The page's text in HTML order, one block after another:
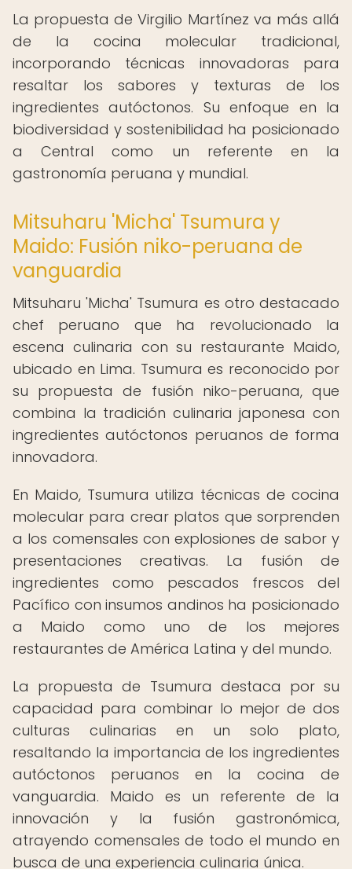
La propuesta de Virgilio Martínez va más allá
de la cocina molecular tradicional,
incorporando técnicas innovadoras para
resaltar los sabores y texturas de los
ingredientes autóctonos. Su enfoque en la
biodiversidad y sostenibilidad ha posicionado
a Central como un referente en la
gastronomía peruana y mundial.
Mitsuharu 'Micha' Tsumura y
Maido: Fusión niko-peruana de
vanguardia
Mitsuharu 'Micha' Tsumura es otro destacado
chef peruano que ha revolucionado la
escena culinaria con su restaurante Maido,
ubicado en Lima. Tsumura es reconocido por
su propuesta de fusión niko-peruana, que
combina la tradición culinaria japonesa con
ingredientes autóctonos peruanos de forma
innovadora.
En Maido, Tsumura utiliza técnicas de cocina
molecular para crear platos que sorprenden
a los comensales con explosiones de sabor y
presentaciones creativas. La fusión de
ingredientes como pescados frescos del
Pacífico con insumos andinos ha posicionado
a Maido como uno de los mejores
restaurantes de América Latina y del mundo.
La propuesta de Tsumura destaca por su
capacidad para combinar lo mejor de dos
culturas culinarias en un solo plato,
resaltando la importancia de los ingredientes
autóctonos peruanos en la cocina de
vanguardia. Maido es un referente de la
innovación y la fusión gastronómica,
atrayendo comensales de todo el mundo en
busca de una experiencia culinaria única.